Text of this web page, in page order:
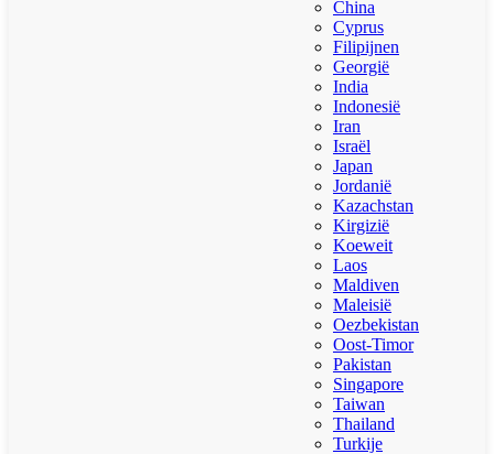
China
Cyprus
Filipijnen
Georgië
India
Indonesië
Iran
Israël
Japan
Jordanië
Kazachstan
Kirgizië
Koeweit
Laos
Maldiven
Maleisië
Oezbekistan
Oost-Timor
Pakistan
Singapore
Taiwan
Thailand
Turkije